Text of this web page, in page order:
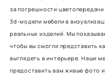
за погрешности
3d-модели мебели в
реальных изделий. Мы
чтобы вы смогли представить
выглядеть в интерьере. Наши
предоставить вам живые фото